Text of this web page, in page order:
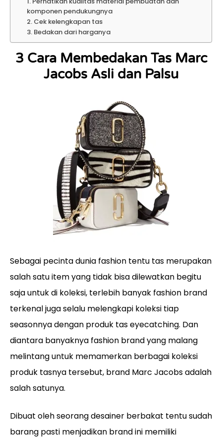
komponen pendukungnya
2. Cek kelengkapan tas
3. Bedakan dari harganya
3 Cara Membedakan Tas Marc
Jacobs Asli dan Palsu
Sebagai pecinta dunia fashion tentu tas merupakan
salah satu item yang tidak bisa dilewatkan begitu
saja untuk di koleksi, terlebih banyak fashion brand
terkenal juga selalu melengkapi koleksi tiap
seasonnya dengan produk tas eyecatching. Dan
diantara banyaknya fashion brand yang malang
melintang untuk memamerkan berbagai koleksi
produk tasnya tersebut, brand Marc Jacobs adalah
salah satunya.
Dibuat oleh seorang desainer berbakat tentu sudah
barang pasti menjadikan brand ini memiliki